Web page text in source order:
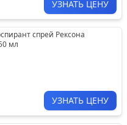
УЗНАТЬ ЦЕНУ
спрей Рексона
мл
УЗНАТЬ ЦЕНУ